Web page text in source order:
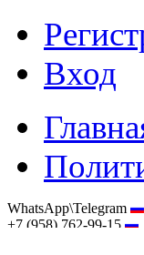
Вход
WhatsApp\Telegram
+7 (958) 762-99-15